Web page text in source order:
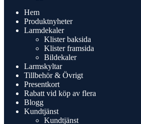
Hem
Produktnyheter
Larmdekaler
Klister baksida
Klister framsida
Bildekaler
Larmskyltar
Tillbehör & Övrigt
Presentkort
Rabatt vid köp av flera
Blogg
Kundtjänst
Kundtjänst